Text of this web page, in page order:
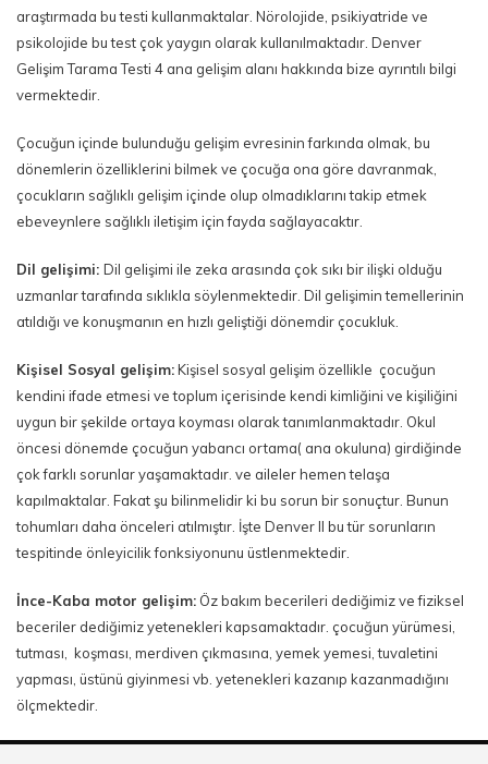
araştırmada bu testi kullanmaktalar. Nörolojide, psikiyatride ve
psikolojide bu test çok yaygın olarak kullanılmaktadır. Denver
Gelişim Tarama Testi 4 ana gelişim alanı hakkında bize ayrıntılı bilgi
vermektedir.
Çocuğun içinde bulunduğu gelişim evresinin farkında olmak, bu
dönemlerin özelliklerini bilmek ve çocuğa ona göre davranmak,
çocukların sağlıklı gelişim içinde olup olmadıklarını takip etmek
ebeveynlere sağlıklı iletişim için fayda sağlayacaktır.
Dil gelişimi: Dil gelişimi ile zeka arasında çok sıkı bir ilişki olduğu
uzmanlar tarafında sıklıkla söylenmektedir. Dil gelişimin temellerinin
atıldığı ve konuşmanın en hızlı geliştiği dönemdir çocukluk.
Kişisel Sosyal gelişim:Kişisel sosyal gelişim özellikle çocuğun
kendini ifade etmesi ve toplum içerisinde kendi kimliğini ve kişiliğini
uygun bir şekilde ortaya koyması olarak tanımlanmaktadır. Okul
öncesi dönemde çocuğun yabancı ortama( ana okuluna) girdiğinde
çok farklı sorunlar yaşamaktadır. ve aileler hemen telaşa
kapılmaktalar. Fakat şu bilinmelidir ki bu sorun bir sonuçtur. Bunun
tohumları daha önceleri atılmıştır. İşte Denver II bu tür sorunların
tespitinde önleyicilik fonksiyonunu üstlenmektedir.
İnce-Kaba motor gelişim: Öz bakım becerileri dediğimiz ve fiziksel
beceriler dediğimiz yetenekleri kapsamaktadır. çocuğun yürümesi,
tutması, koşması, merdiven çıkmasına, yemek yemesi, tuvaletini
yapması, üstünü giyinmesi vb. yetenekleri kazanıp kazanmadığını
ölçmektedir.